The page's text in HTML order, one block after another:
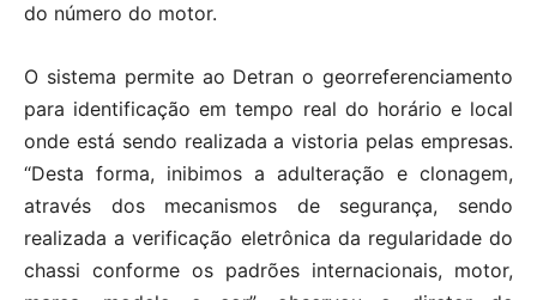
do número do motor.
O sistema permite ao Detran o georreferenciamento
para identificação em tempo real do horário e local
onde está sendo realizada a vistoria pelas empresas.
“Desta forma, inibimos a adulteração e clonagem,
através dos mecanismos de segurança, sendo
realizada a verificação eletrônica da regularidade do
chassi conforme os padrões internacionais, motor,